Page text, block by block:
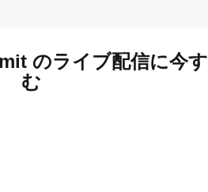
のライブ配信に今
む